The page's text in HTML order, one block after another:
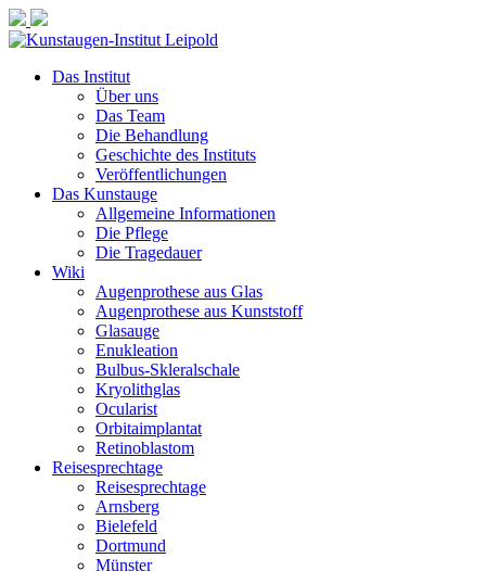
Das Institut
Über uns
Das Team
Die Behandlung
Geschichte des Instituts
Veröffentlichungen
Das Kunstauge
Allgemeine Informationen
Die Pflege
Die Tragedauer
Wiki
Augenprothese aus Glas
Augenprothese aus Kunststoff
Glasauge
Enukleation
Bulbus-Skleralschale
Kryolithglas
Ocularist
Orbitaimplantat
Retinoblastom
Reisesprechtage
Reisesprechtage
Arnsberg
Bielefeld
Dortmund
Münster